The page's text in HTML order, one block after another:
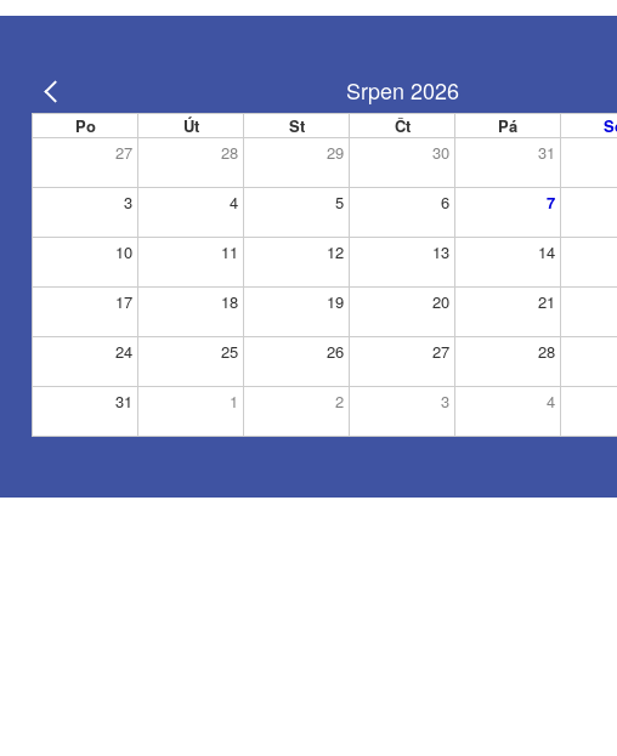
Srpen 2026
Po Út St Čt Pá
27
28 29 30 31
3 4 5 6 7
10 11 12 13 14
17 18 19 20 21
24 25 26 27 28
31 1 2 3 4